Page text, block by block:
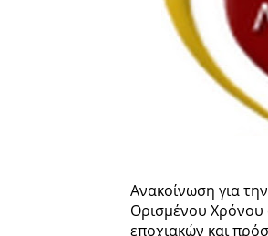
Ανακοίνωση για
Ορισμένου Χρόνου
εποχιακών και